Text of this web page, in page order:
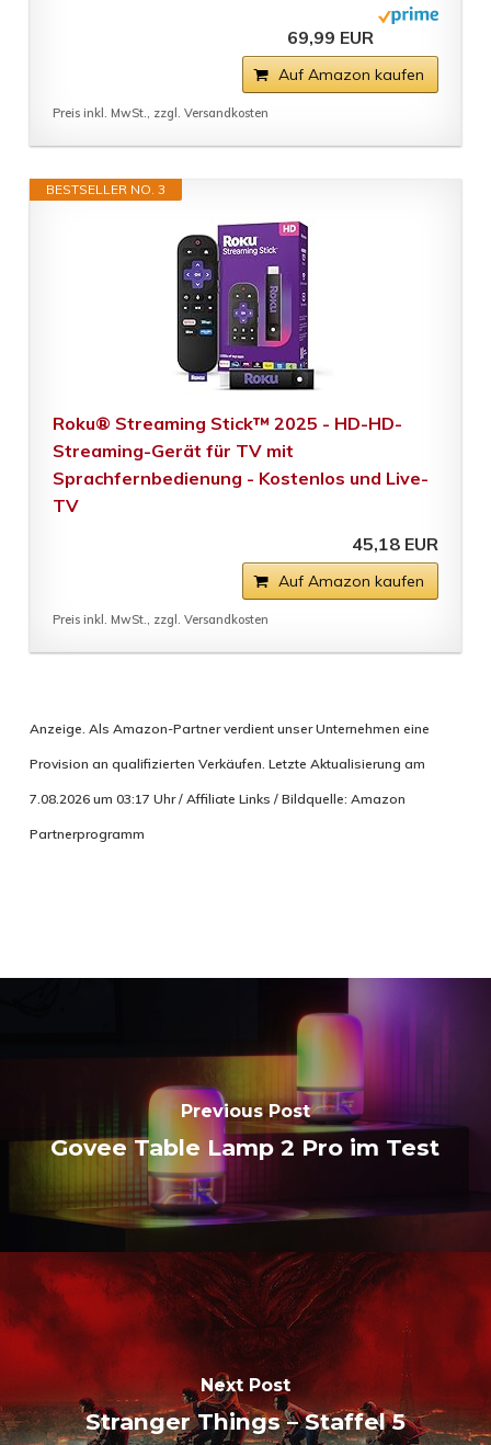
69,99 EUR
Auf Amazon kaufen
Preis inkl. MwSt., zzgl. Versandkosten
BESTSELLER NO. 3
Roku® Streaming Stick™ 2025 - HD-HD-
Streaming-Gerät für TV mit
Sprachfernbedienung - Kostenlos und Live-
TV
45,18 EUR
Auf Amazon kaufen
Preis inkl. MwSt., zzgl. Versandkosten
Anzeige. Als Amazon-Partner verdient unser Unternehmen eine
Provision an qualifizierten Verkäufen. Letzte Aktualisierung am
7.08.2026 um 03:17 Uhr / Affiliate Links / Bildquelle: Amazon
Partnerprogramm
Previous Post
Govee Table Lamp 2 Pro im Test
Next Post
Stranger Things – Staffel 5